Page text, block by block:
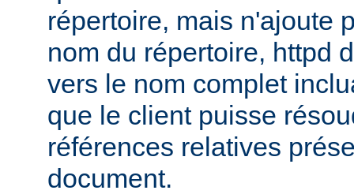
répertoire, mais n'ajoute
nom du répertoire, httpd
vers le nom complet
que le client puisse
références relatives
document.